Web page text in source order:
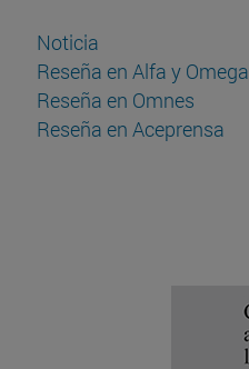
Noticia
Reseña en Alfa y Omega
Reseña en Omnes
Reseña en Aceprensa